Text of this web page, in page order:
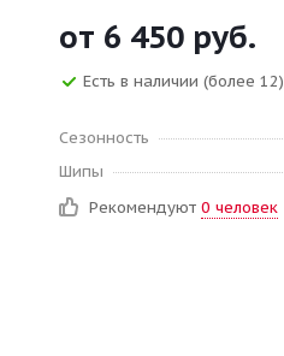
от 6 450 руб.
Есть в наличии (более 12)
Сезонность
Шипы
Рекомендуют 0 человек